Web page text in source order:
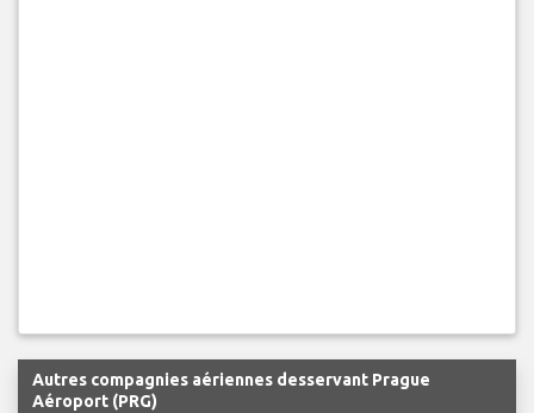
Autres compagnies aériennes desservant Prague
Aéroport (PRG)